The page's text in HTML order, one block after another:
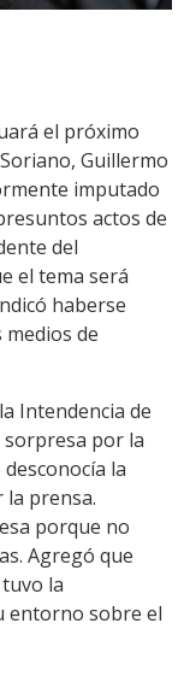
el próximo
Guillermo
imputado
actos de
del
el tema será
haberse
de
Intendencia de
por la
la
prensa.
porque no
Agregó que
la
entorno sobre el